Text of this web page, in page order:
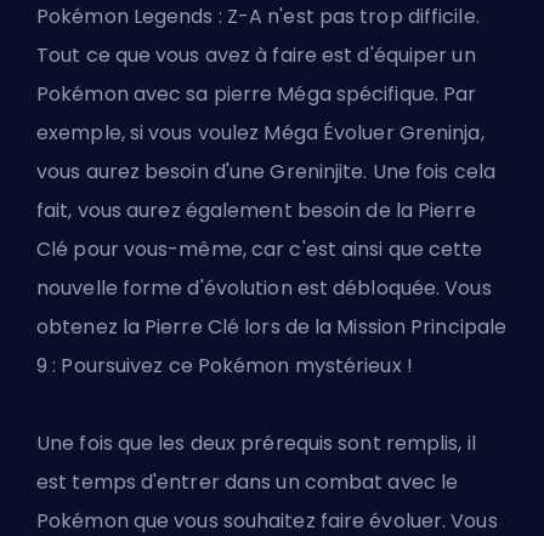
Pokémon Legends : Z-A n'est pas trop difficile.
Tout ce que vous avez à faire est d'équiper un
Pokémon avec sa pierre Méga spécifique. Par
exemple, si vous voulez Méga Évoluer Greninja,
vous aurez besoin d'une Greninjite. Une fois cela
fait, vous aurez également besoin de la Pierre
Clé pour vous-même, car c'est ainsi que cette
nouvelle forme d'évolution est débloquée. Vous
obtenez la Pierre Clé lors de la Mission Principale
9 : Poursuivez ce Pokémon mystérieux !
Une fois que les deux prérequis sont remplis, il
est temps d'entrer dans un combat avec le
Pokémon que vous souhaitez faire évoluer. Vous